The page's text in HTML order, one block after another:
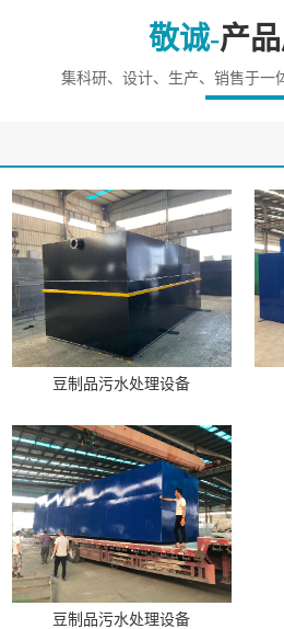
敬诚-产
集科研、设计、生产、销售于一
豆制品污水处理设备
豆制品污水处理设备